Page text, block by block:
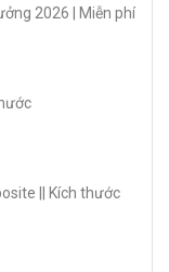
2026 | Miễn phí
|| Kích thước